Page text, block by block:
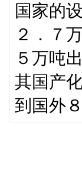
国家的
２．７
５万吨
其国产
到国外